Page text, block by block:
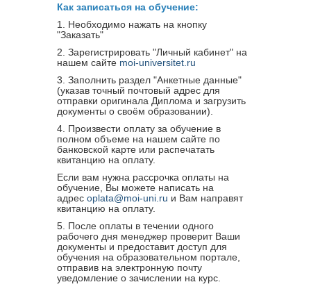
Как записаться на обучение:
1. Необходимо нажать на кнопку
"Заказать"
2. Зарегистрировать "Личный кабинет" на
нашем сайте moi-universitet.ru
3. Заполнить раздел "Анкетные данные"
(указав точный почтовый адрес для
отправки оригинала Диплома и загрузить
документы о своём образовании).
4. Произвести оплату за обучение в
полном объеме на нашем сайте по
банковской карте или распечатать
квитанцию на оплату.
Если вам нужна рассрочка оплаты на
обучение, Вы можете написать на
адрес oplata@moi-uni.ru и Вам направят
квитанцию на оплату.
5. После оплаты в течении одного
рабочего дня менеджер проверит Ваши
документы и предоставит доступ для
обучения на образовательном портале,
отправив на электронную почту
уведомление о зачислении на курс.